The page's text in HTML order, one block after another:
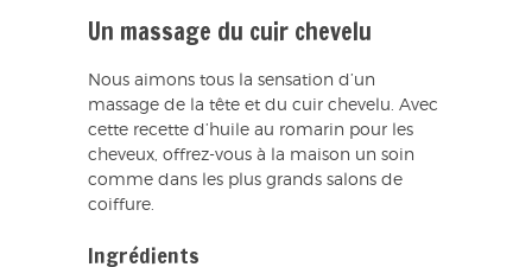
Un massage du cuir chevelu
Nous aimons tous la sensation d’un
massage de la tête et du cuir chevelu. Avec
cette recette d’huile au romarin pour les
cheveux, offrez-vous à la maison un soin
comme dans les plus grands salons de
coiffure.
Ingrédients